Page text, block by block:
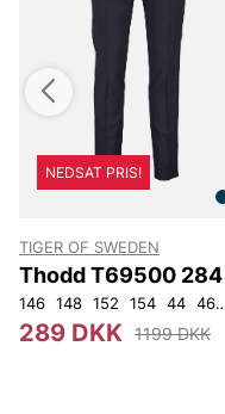
NEDSAT PRIS!
TIGER OF SWEDEN
Thodd T69500 284
146 148 152 154 44 46
289 DKK 1199 DKK